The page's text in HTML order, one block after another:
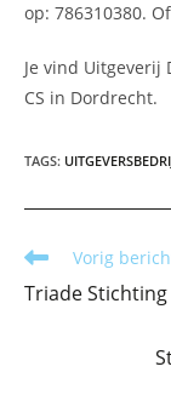
op: 786310380.
Je vind Uitgeverij
CS in Dordrecht.
TAGS:
Lees
artikelen
Vorig
Triade